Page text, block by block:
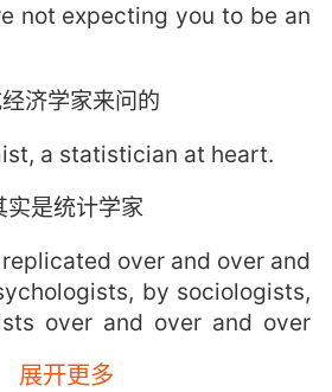
not expecting you to be an
济学家来问的
a statistician at heart.
实是统计学家
over and over and
by sociologists,
over and over and over
展开更多